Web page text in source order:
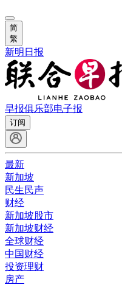
简
繁
新明日报
早报俱乐部电子报
订阅
最新
新加坡
民生民声
财经
新加坡股市
新加坡财经
全球财经
中国财经
投资理财
房产